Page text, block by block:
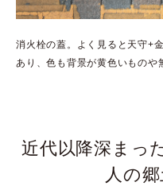
消火栓の蓋。よく見ると天守+
あり、色も背景が黄色いものや
近代以降深まっ
人の